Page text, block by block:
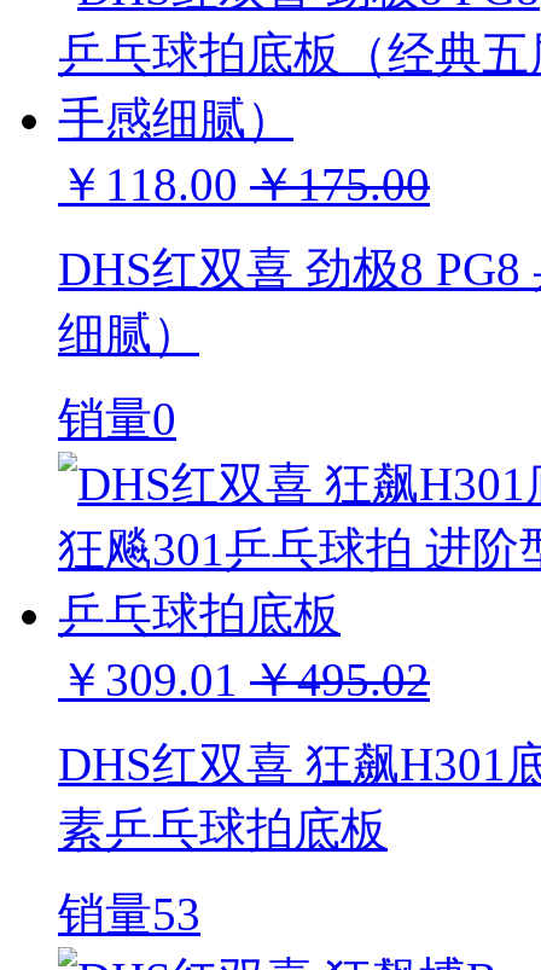
￥118.00 ￥175.00
DHS红双喜 劲极8
细腻）
销量0
￥309.01 ￥495.02
DHS红双喜 狂飙H301
素乒乓球拍底板
销量53